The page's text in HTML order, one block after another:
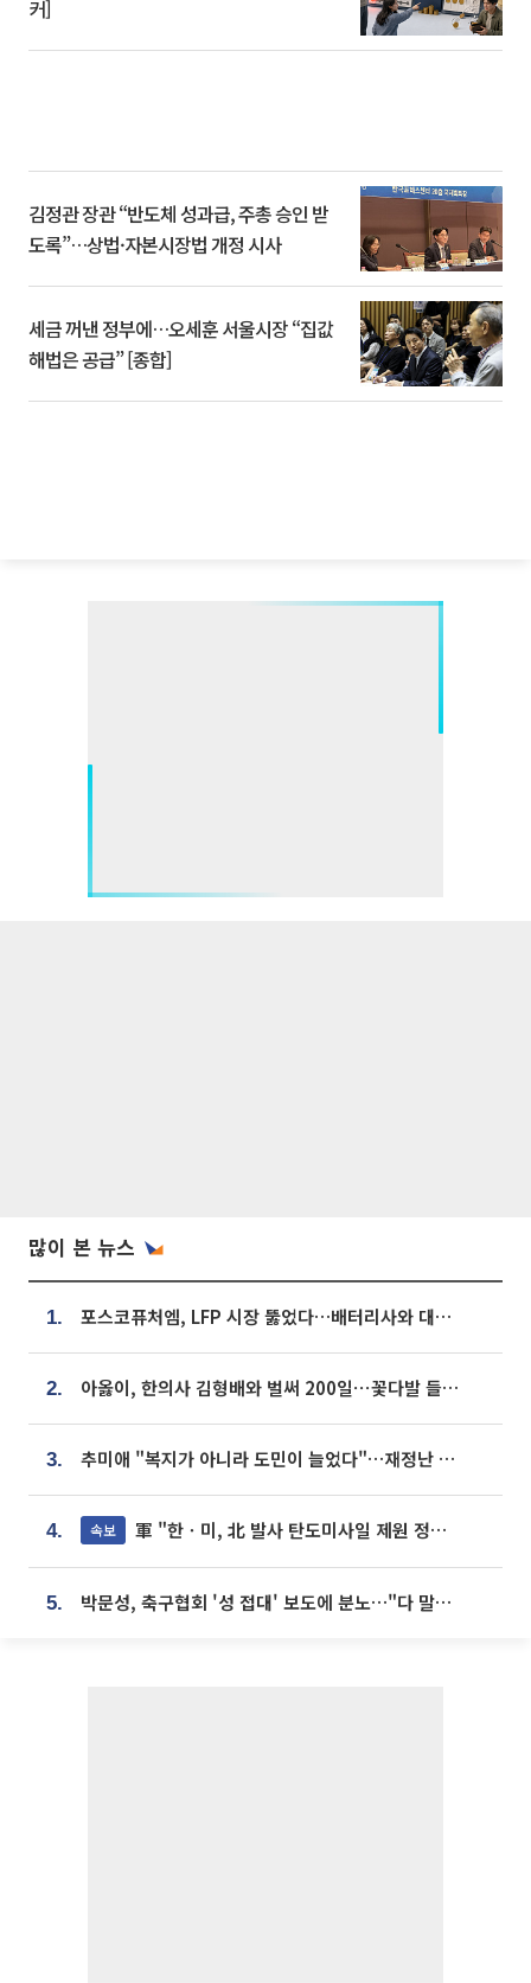
커]
김정관 장관 “반도체 성과급, 주총 승인 받
도록”…상법·자본시장법 개정 시사
세금 꺼낸 정부에…오세훈 서울시장 “집값
해법은 공급” [종합]
많이 본 뉴스
1. 포스코퓨처엠, LFP 시장 뚫었다…배터리사와 대규모 장기 공급 합의
2. 아옳이, 한의사 김형배와 벌써 200일⋯꽃다발 들고 "프러포즈 아냐"
3. 추미애 "복지가 아니라 도민이 늘었다"…재정난 책임론 정면돌파
4. 속보 軍 "한ㆍ미, 北 발사 탄도미사일 제원 정밀분석 중"
5. 박문성, 축구협회 '성 접대' 보도에 분노…"다 말아먹으려고 작정했나"